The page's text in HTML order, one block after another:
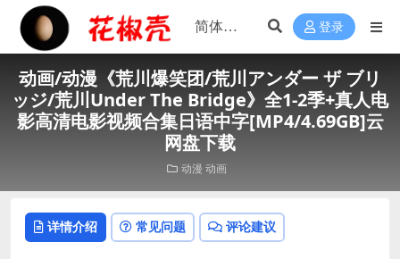
登录
动画/动漫《荒川爆笑团/荒川アンダー ザ ブリ
ッジ/荒川Under The Bridge》全1-2季+真人电
影高清电影视频合集日语中字[MP4/4.69GB]云
网盘下载
动漫 动画
详情介绍 常见问题 评论建议